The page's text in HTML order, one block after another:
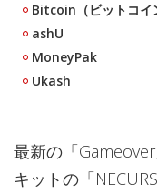
Bitcoin（ビットコイ
ashU
MoneyPak
Ukash
最新の「
キットの「